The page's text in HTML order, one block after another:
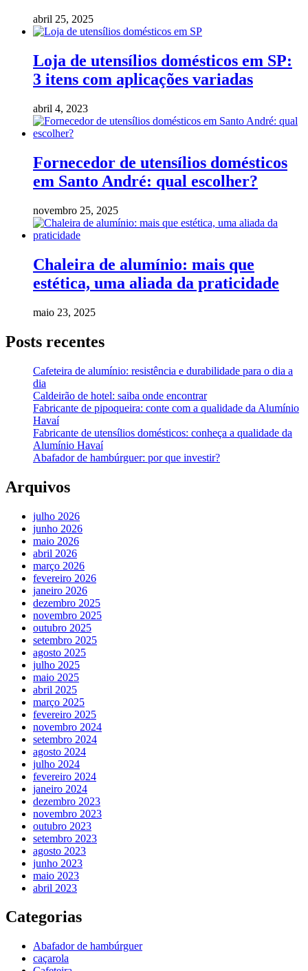
abril 25, 2025
Loja de utensílios domésticos em SP:
3 itens com aplicações variadas
abril 4, 2023
Fornecedor de utensílios domésticos
em Santo André: qual escolher?
novembro 25, 2025
Chaleira de alumínio: mais que
estética, uma aliada da praticidade
maio 23, 2025
Posts recentes
Cafeteira de alumínio: resistência e durabilidade para o dia a
dia
Caldeirão de hotel: saiba onde encontrar
Fabricante de pipoqueira: conte com a qualidade da Alumínio
Havaí
Fabricante de utensílios domésticos: conheça a qualidade da
Alumínio Havaí
Abafador de hambúrguer: por que investir?
Arquivos
julho 2026
junho 2026
maio 2026
abril 2026
março 2026
fevereiro 2026
janeiro 2026
dezembro 2025
novembro 2025
outubro 2025
setembro 2025
agosto 2025
julho 2025
maio 2025
abril 2025
março 2025
fevereiro 2025
novembro 2024
setembro 2024
agosto 2024
julho 2024
fevereiro 2024
janeiro 2024
dezembro 2023
novembro 2023
outubro 2023
setembro 2023
agosto 2023
junho 2023
maio 2023
abril 2023
Categorias
Abafador de hambúrguer
caçarola